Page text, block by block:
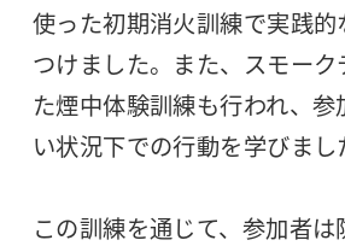
使った初期消火訓練で実践
つけました。また、スモー
た煙中体験訓練も行われ、
い状況下での行動を学びまし
この訓練を通じて、参加者